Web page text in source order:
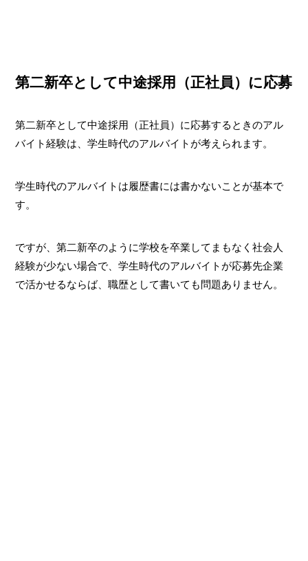
第二新卒として中途採用（正社員）に応募
第二新卒として中途採用（正社員）に応募するときのアル
バイト経験は、学生時代のアルバイトが考えられます。
学生時代のアルバイトは履歴書には書かないことが基本で
す。
ですが、第二新卒のように学校を卒業してまもなく社会人
経験が少ない場合で、学生時代のアルバイトが応募先企業
で活かせるならば、職歴として書いても問題ありません。